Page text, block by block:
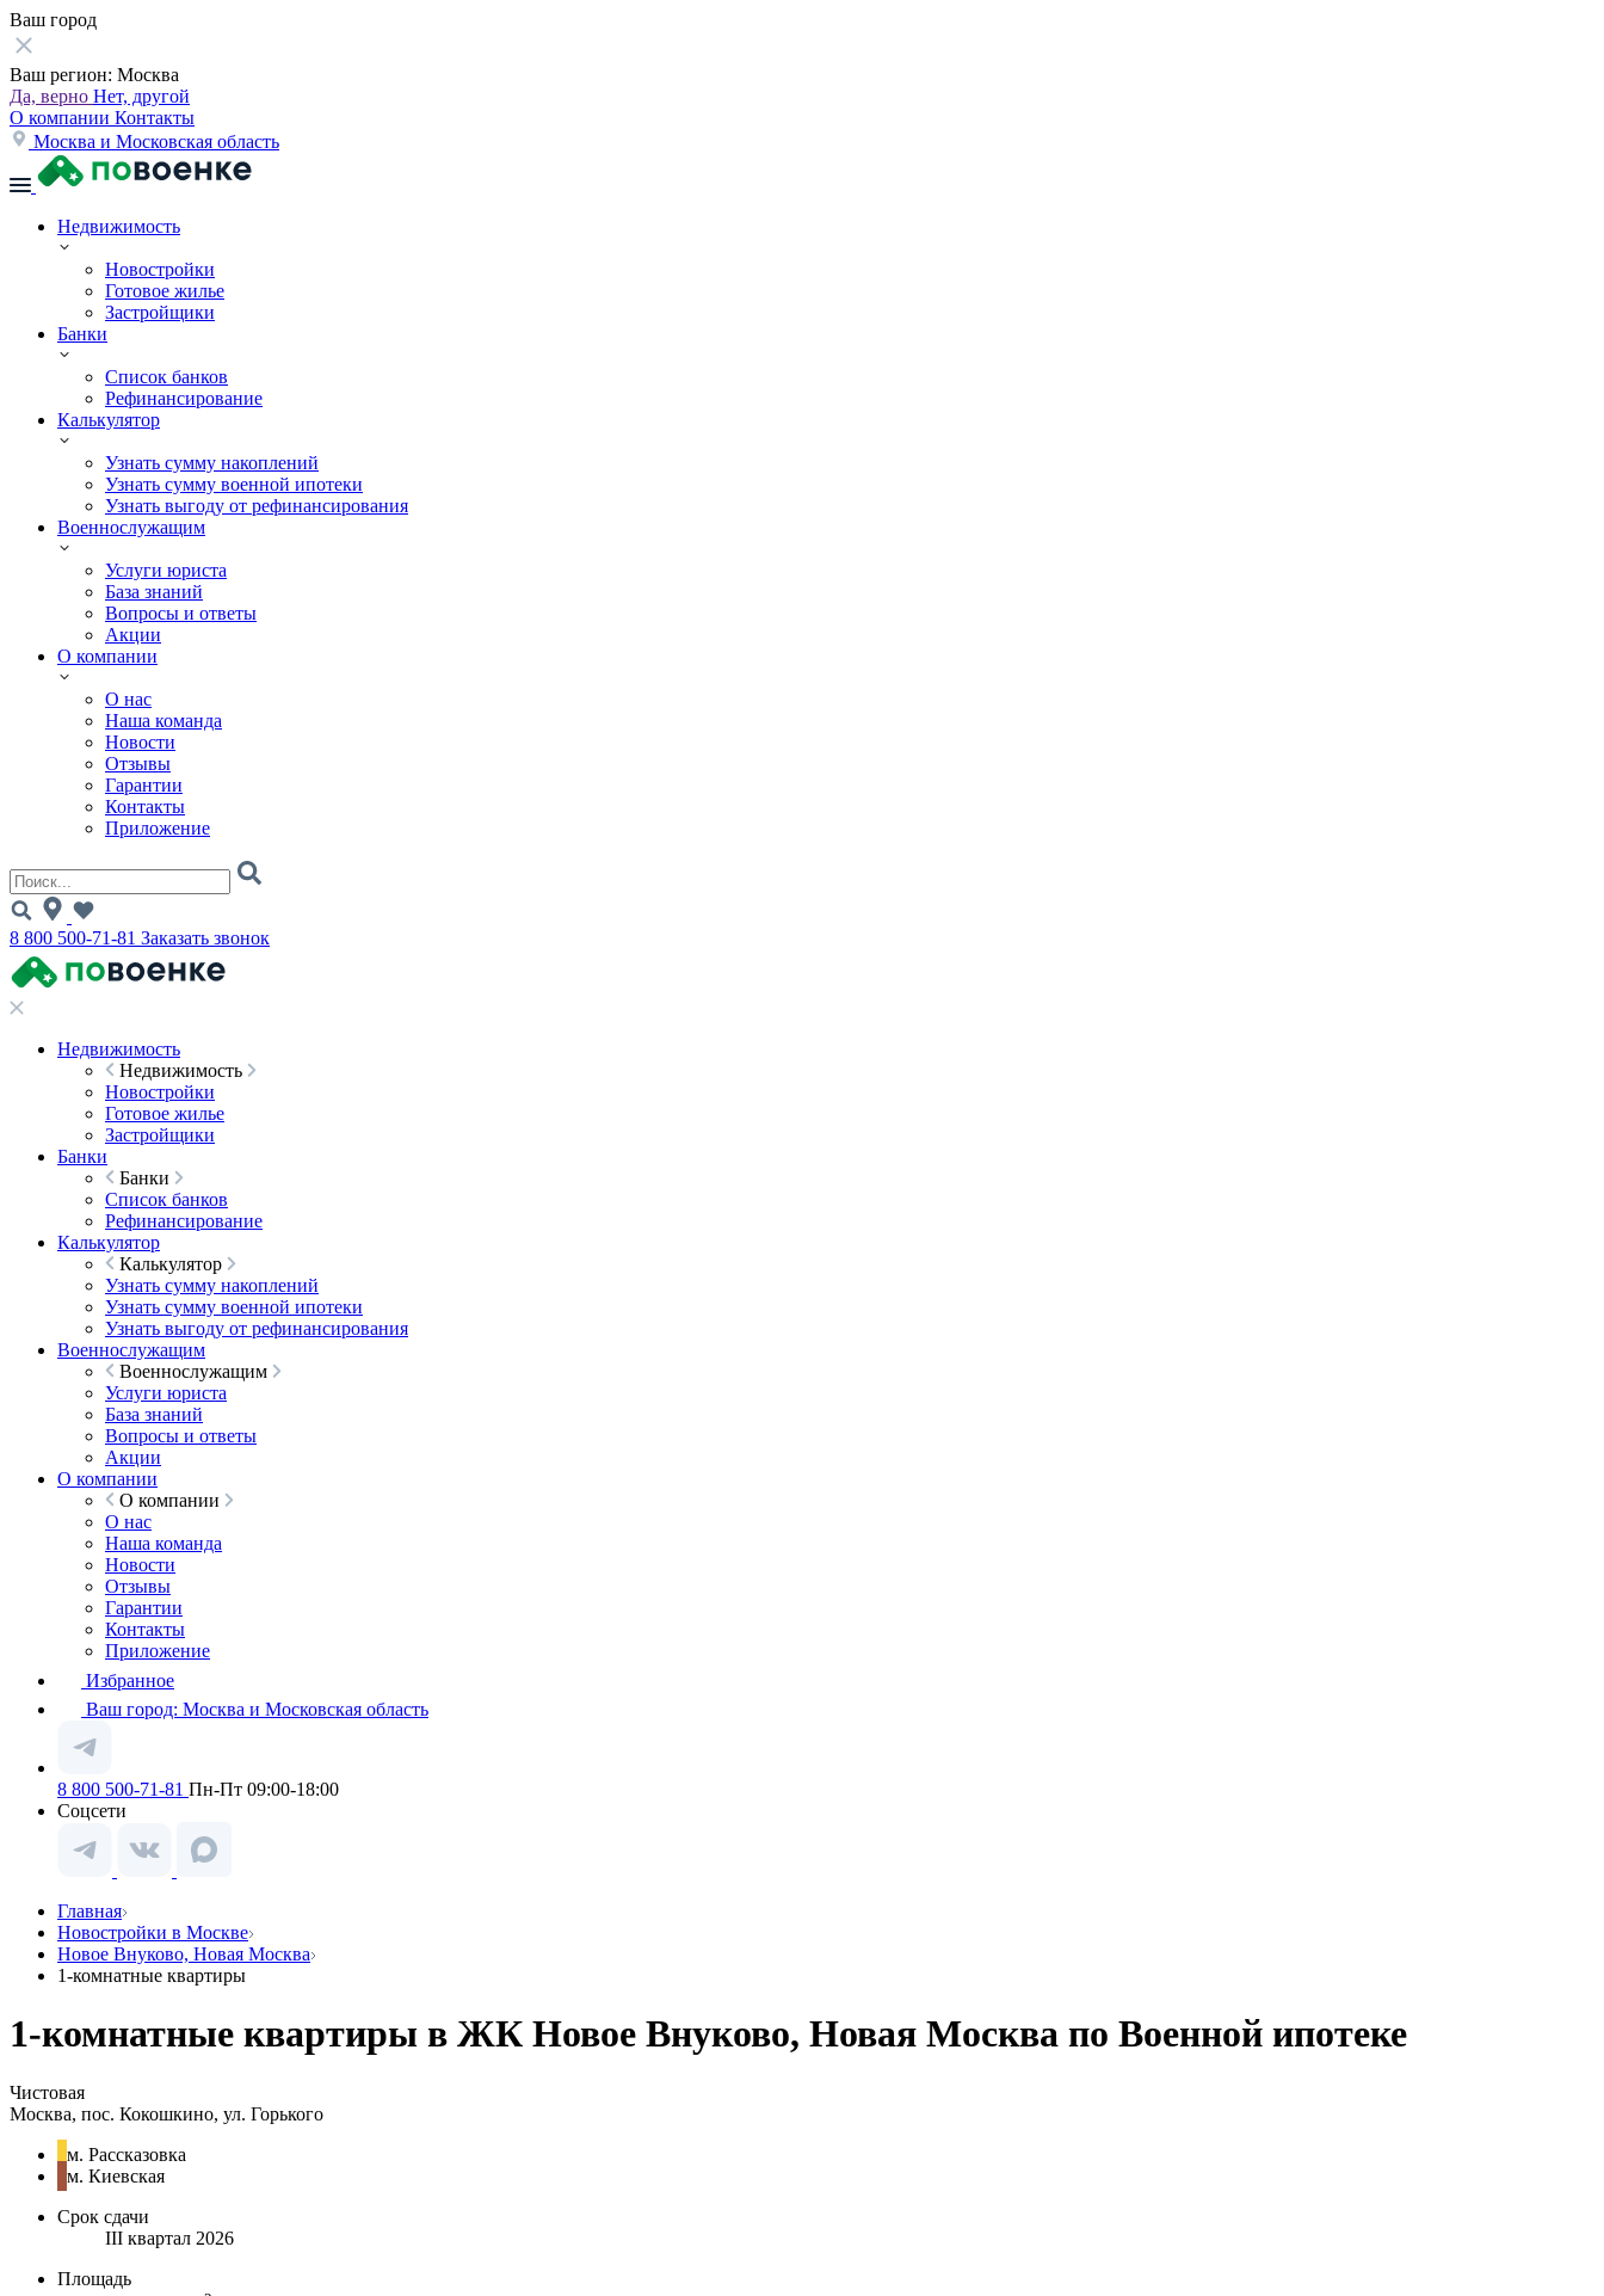
Ваш город
Ваш регион: Москва
Да, верно Нет, другой
О компании Контакты
Москва и Московская область
Недвижимость
Новостройки
Готовое жилье
Застройщики
Банки
Список банков
Рефинансирование
Калькулятор
Узнать сумму накоплений
Узнать сумму военной ипотеки
Узнать выгоду от рефинансирования
Военнослужащим
Услуги юриста
База знаний
Вопросы и ответы
Акции
О компании
О нас
Наша команда
Новости
Отзывы
Гарантии
Контакты
Приложение
8 800 500-71-81 Заказать звонок
Недвижимость
Недвижимость
Новостройки
Готовое жилье
Застройщики
Банки
Банки
Список банков
Рефинансирование
Калькулятор
Калькулятор
Узнать сумму накоплений
Узнать сумму военной ипотеки
Узнать выгоду от рефинансирования
Военнослужащим
Военнослужащим
Услуги юриста
База знаний
Вопросы и ответы
Акции
О компании
О компании
О нас
Наша команда
Новости
Отзывы
Гарантии
Контакты
Приложение
Избранное
Ваш город: Москва и Московская область
8 800 500-71-81 Пн-Пт 09:00-18:00
Соцсети
Главная
Новостройки в Москве
Новое Внуково, Новая Москва
1-комнатные квартиры
1-комнатные квартиры в ЖК Новое Внуково, Новая Москва по Военной ипотеке
Чистовая
Москва, пос. Кокошкино, ул. Горького
м. Рассказовка
м. Киевская
Срок сдачи
III квартал 2026
Площадь